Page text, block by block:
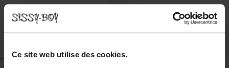
Ce site web utilise des cookies.